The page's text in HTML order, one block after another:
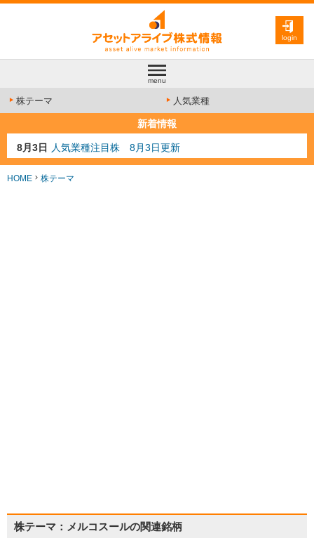
login
menu
株テーマ 人気業種
新着情報
8月3日
人気業種注目株 8月3日更新
8月2日 金融注目株 8月2日更新
7月29日 日経225シグナル点灯
HOME 株テーマ
株テーマ：メルコスールの関連銘柄